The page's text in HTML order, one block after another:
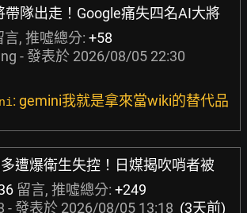
帶隊出走！Google痛失四名AI大將
言, 推噓總分: +58
- 發表於 2026/08/05 22:30
: gemini我就是拿來當wiki的替代品
遭爆衛生失控！日媒揭吹哨者被
留言, 推噓總分: +249
- 發表於 2026/08/05 13:18 (3天前)